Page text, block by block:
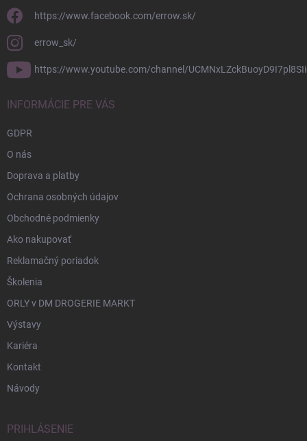
https://www.facebook.com/errow.sk/
errow_sk/
https://www.youtube.com/channel/
INFORMÁCIE PRE VÁS
GDPR
O nás
Doprava a platby
Ochrana osobných údajov
Obchodné podmienky
Ako nakupovať
Reklamačný poriadok
Školenia
ORLY v DM DROGERIE MARKT
Výstavy
Kariéra
Kontakt
Návody
PRIHLÁSENIE